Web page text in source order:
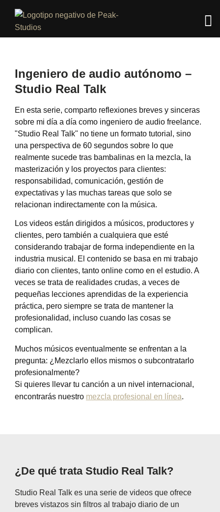
Ingeniero de audio autónomo –
Studio Real Talk
En esta serie, comparto reflexiones breves y sinceras
sobre mi día a día como ingeniero de audio freelance.
"Studio Real Talk" no tiene un formato tutorial, sino
una perspectiva de 60 segundos sobre lo que
realmente sucede tras bambalinas en la mezcla, la
masterización y los proyectos para clientes:
responsabilidad, comunicación, gestión de
expectativas y las muchas tareas que solo se
relacionan indirectamente con la música.
Los videos están dirigidos a músicos, productores y
clientes, pero también a cualquiera que esté
considerando trabajar de forma independiente en la
industria musical. El contenido se basa en mi trabajo
diario con clientes, tanto online como en el estudio. A
veces se trata de realidades crudas, a veces de
pequeñas lecciones aprendidas de la experiencia
práctica, pero siempre se trata de mantener la
profesionalidad, incluso cuando las cosas se
complican.
Muchos músicos eventualmente se enfrentan a la
pregunta: ¿Mezclarlo ellos mismos o subcontratarlo
profesionalmente?
Si quieres llevar tu canción a un nivel internacional,
encontrarás nuestro mezcla profesional en línea.
¿De qué trata Studio Real Talk?
Studio Real Talk es una serie de videos que ofrece
breves vistazos sin filtros al trabajo diario de un